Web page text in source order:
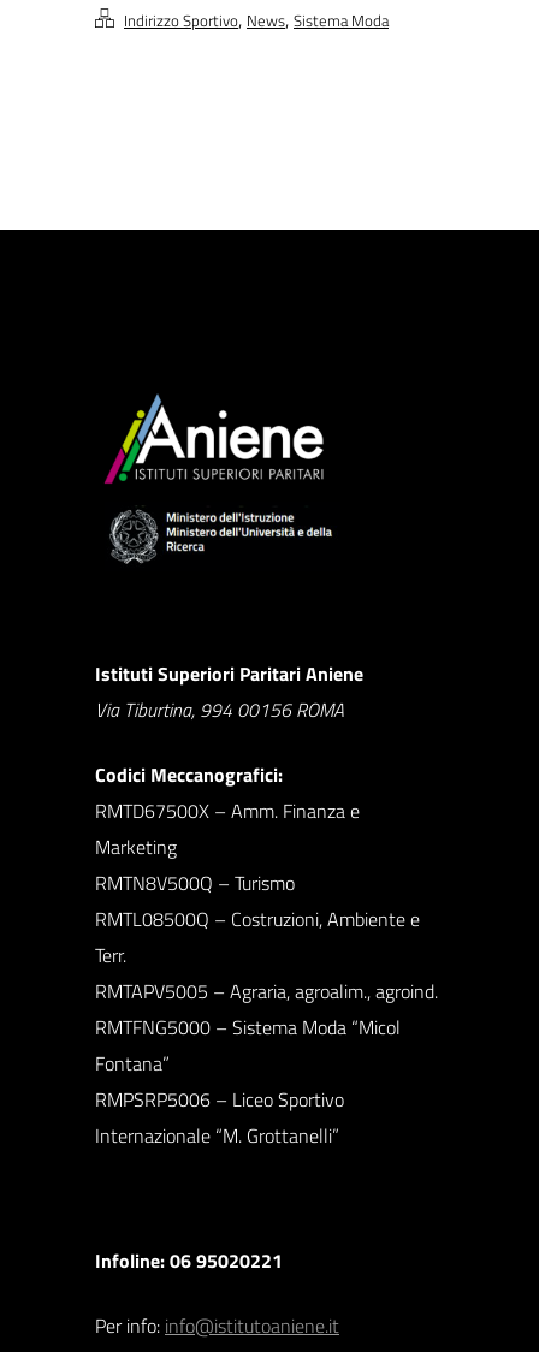
Indirizzo Sportivo, News, Sistema Moda
Istituti Superiori Paritari Aniene
Via Tiburtina, 994 00156 ROMA
Codici Meccanografici:
RMTD67500X – Amm. Finanza e
Marketing
RMTN8V500Q – Turismo
RMTL08500Q – Costruzioni, Ambiente e
Terr.
RMTAPV5005 – Agraria, agroalim., agroind.
RMTFNG5000 – Sistema Moda “Micol
Fontana”
RMPSRP5006 – Liceo Sportivo
Internazionale “M. Grottanelli”
Infoline: 06 95020221
Per info: info@istitutoaniene.it